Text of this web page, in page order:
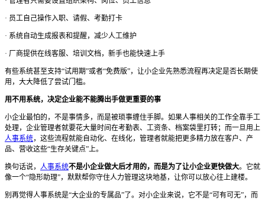
· 员工自己操作入职、请假、考勤打卡
· 系统自动生成报表和提醒，减少人工维护
· 厂商提供在线客服、培训文档，新手也能快速上手
有些系统甚至支持“试用期”或者“免费版”，让小企业先熟悉流程再决定是否长期使
用，大大降低了尝试门槛。
用不用系统，决定企业能不能腾出手做更重要的事
小企业最怕的，不是事情多，而是被琐事缠住手脚。 如果人事相关的工作全靠手工
处理，企业管理者就要花大量时间在考勤表、工资条、档案袋里打转； 而一旦用上
人事系统，这些流程就能自动化、在线化，管理者就能把更多精力放在客户、产
品、营收这些“生存关键点”上。
换句话说， 人事系统不是小企业做大后才用的，而是为了让小企业更快做大。 它就
像一个“隐形助理”，默默帮你守住人力管理这块地基，让你可以放心往上建楼。
别再觉得人事系统是“大企业的专属品”了。 对小企业来说，它不是“可有可无”，而